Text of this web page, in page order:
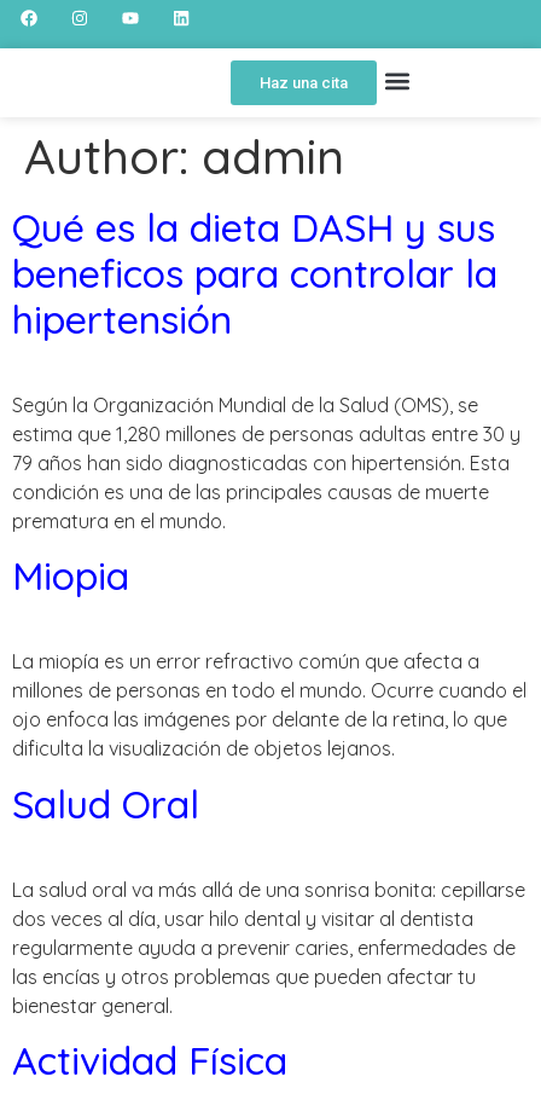
Haz una cita
Author: admin
Qué es la dieta DASH y sus
beneficos para controlar la
hipertensión
Según la Organización Mundial de la Salud (OMS), se
estima que 1,280 millones de personas adultas entre 30 y
79 años han sido diagnosticadas con hipertensión. Esta
condición es una de las principales causas de muerte
prematura en el mundo.
Miopia
La miopía es un error refractivo común que afecta a
millones de personas en todo el mundo. Ocurre cuando el
ojo enfoca las imágenes por delante de la retina, lo que
dificulta la visualización de objetos lejanos.
Salud Oral
La salud oral va más allá de una sonrisa bonita: cepillarse
dos veces al día, usar hilo dental y visitar al dentista
regularmente ayuda a prevenir caries, enfermedades de
las encías y otros problemas que pueden afectar tu
bienestar general.
Actividad Física